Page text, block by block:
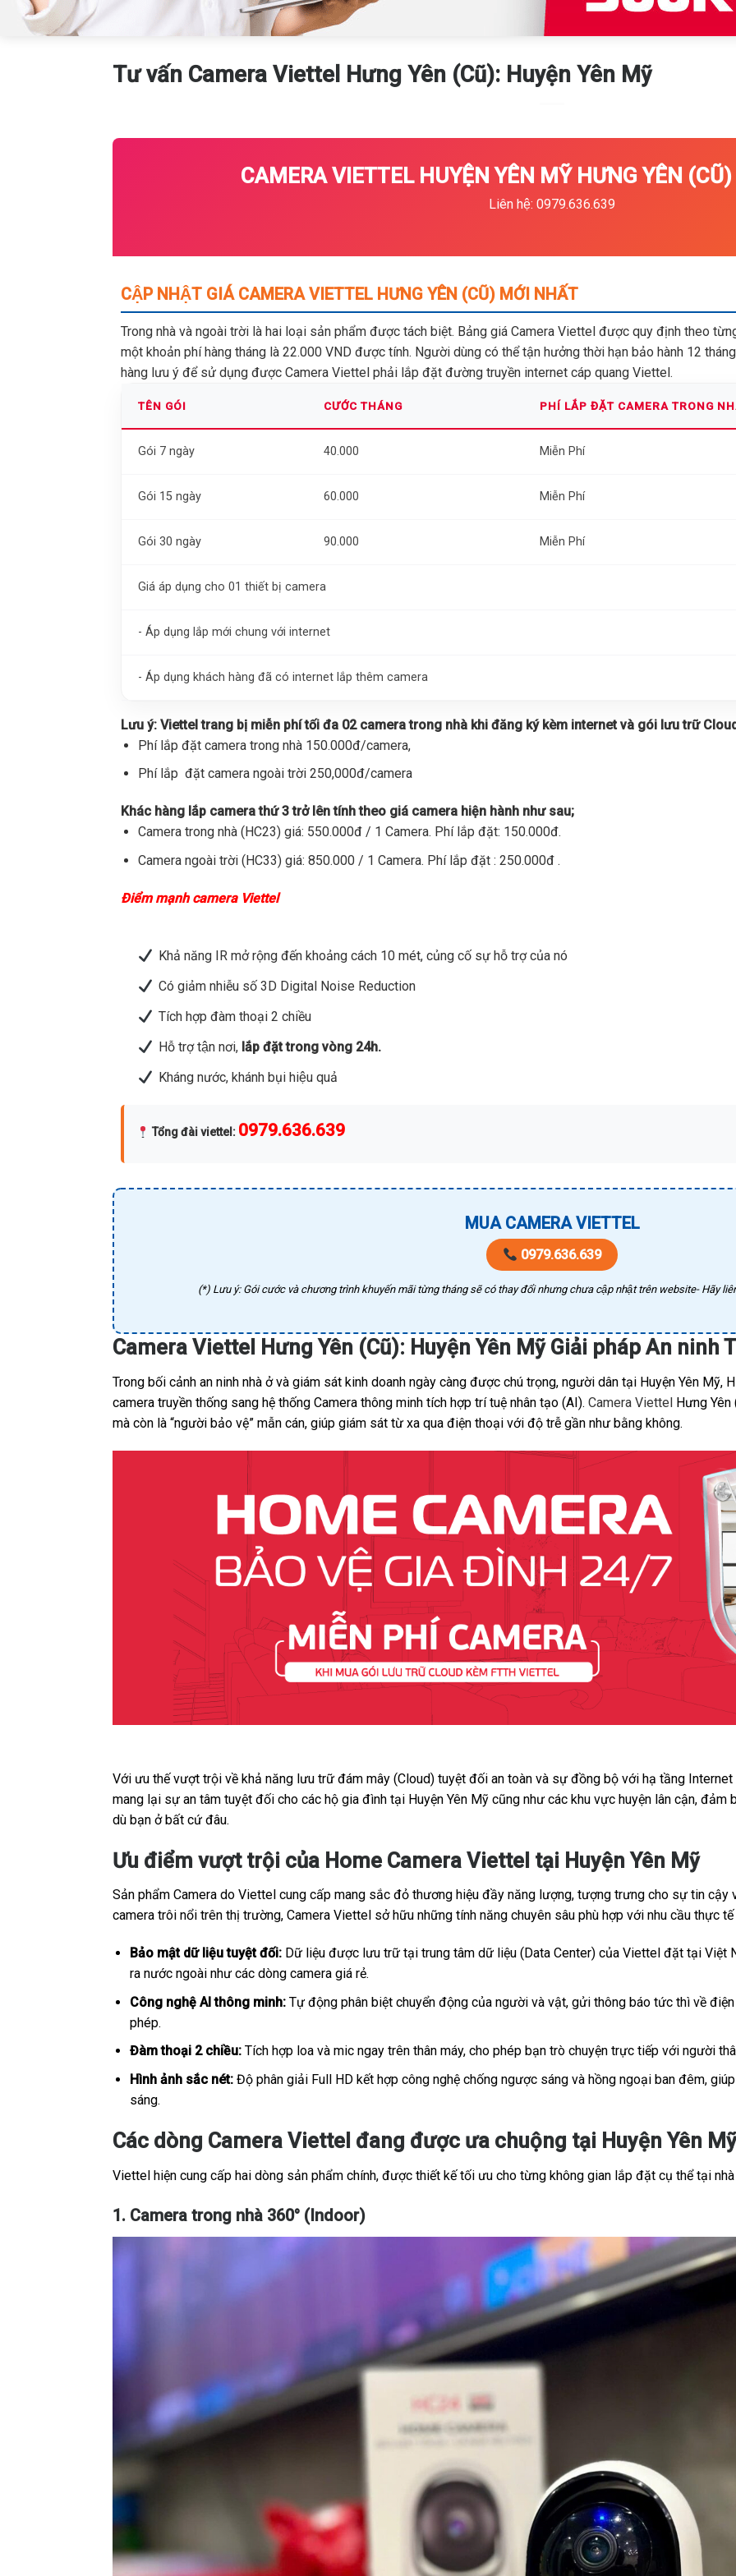
Tư vấn Camera Viettel Hưng Yên (Cũ): Huyện Yên Mỹ
CAMERA VIETTEL HUYỆN YÊN MỸ HƯNG YÊN
Liên hệ: 0979.636.639
CẬP NHẬT GIÁ CAMERA VIETTEL HƯNG YÊN (CŨ) MỚI NHẤT
Trong nhà và ngoài trời là hai loại sản phẩm được tách biệt. Bảng giá Camera Viettel được quy định theo
một khoản phí hàng tháng là 22.000 VND được tính. Người dùng có thể tận hưởng thời hạn bảo hành 12
hàng lưu ý để sử dụng được Camera Viettel phải lắp đặt đường truyền internet cáp quang Viettel.
TÊN GÓI CƯỚC THÁNG PHÍ LẮP ĐẶT CAMERA TRONG
Gói 7 ngày 40.000 Miễn Phí
Gói 15 ngày 60.000 Miễn Phí
Gói 30 ngày 90.000 Miễn Phí
Giá áp dụng cho 01 thiết bị camera
- Áp dụng lắp mới chung với internet
- Áp dụng khách hàng đã có internet lắp thêm camera
Lưu ý: Viettel trang bị miễn phí tối đa 02 camera trong nhà khi đăng ký kèm internet và gói lưu trữ
Phí lắp đặt camera trong nhà 150.000đ/camera,
Phí lắp đặt camera ngoài trời 250,000đ/camera
Khác hàng lắp camera thứ 3 trở lên tính theo giá camera hiện hành như sau;
Camera trong nhà (HC23) giá: 550.000đ / 1 Camera. Phí lắp đặt: 150.000đ.
Camera ngoài trời (HC33) giá: 850.000 / 1 Camera. Phí lắp đặt : 250.000đ .
Điểm mạnh camera Viettel
Khả năng IR mở rộng đến khoảng cách 10 mét, củng cố sự hỗ trợ của nó
Có giảm nhiễu số 3D Digital Noise Reduction
Tích hợp đàm thoại 2 chiều
Hỗ trợ tận nơi,lắp đặt trong vòng 24h.
Kháng nước, khánh bụi hiệu quả
Tổng đài viettel : 0979.636.639
MUA CAMERA VIETTEL
0979.636.639
(*) Lưu ý: Gói cước và chương trình khuyến mãi từng tháng sẽ có thay đổi nhưng chưa cập nhật trên website- Hãy
Camera Viettel Hưng Yên (Cũ): Huyện Yên Mỹ Giải pháp An ninh
Trong bối cảnh an ninh nhà ở và giám sát kinh doanh ngày càng được chú trọng, người dân tại Huyện Yên Mỹ,
camera truyền thống sang hệ thống Camera thông minh tích hợp trí tuệ nhân tạo (AI). Camera Viettel Hưng
mà còn là “người bảo vệ” mẫn cán, giúp giám sát từ xa qua điện thoại với độ trễ gần như bằng không.
Với ưu thế vượt trội về khả năng lưu trữ đám mây (Cloud) tuyệt đối an toàn và sự đồng bộ với hạ tầng
mang lại sự an tâm tuyệt đối cho các hộ gia đình tại Huyện Yên Mỹ cũng như các khu vực huyện lân cận,
dù bạn ở bất cứ đâu.
Ưu điểm vượt trội của Home Camera Viettel tại Huyện Yên Mỹ
Sản phẩm Camera do Viettel cung cấp mang sắc đỏ thương hiệu đầy năng lượng, tượng trưng cho sự tin cậy
camera trôi nổi trên thị trường, Camera Viettel sở hữu những tính năng chuyên sâu phù hợp với nhu cầu thực
Bảo mật dữ liệu tuyệt đối:Dữ liệu được lưu trữ tại trung tâm dữ liệu (Data Center) của Viettel đặt tại Việt
ra nước ngoài như các dòng camera giá rẻ.
Công nghệ AI thông minh:Tự động phân biệt chuyển động của người và vật, gửi thông báo tức thì về
phép.
Đàm thoại 2 chiều:Tích hợp loa và mic ngay trên thân máy, cho phép bạn trò chuyện trực tiếp với người
Hình ảnh sắc nét:Độ phân giải Full HD kết hợp công nghệ chống ngược sáng và hồng ngoại ban đêm,
sáng.
Các dòng Camera Viettel đang được ưa chuộng tại Huyện Yên
Viettel hiện cung cấp hai dòng sản phẩm chính, được thiết kế tối ưu cho từng không gian lắp đặt cụ thể tại
1. Camera trong nhà 360° (Indoor)